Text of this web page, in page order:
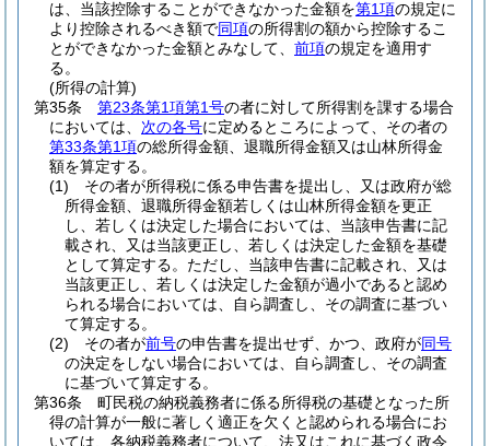
は、当該控除することができなかった金額を第1項の規定に
より控除されるべき額で同項の所得割の額から控除するこ
とができなかった金額とみなして、 前項の規定を適用す
る。
(所得の計算)
第35条
第23条第1項第1号の者に対して所得割を課する場合
においては、 次の各号に定めるところによって、その者の
第33条第1項の総所得金額、退職所得金額又は山林所得金
額を算定する。
(1)
その者が所得税に係る申告書を提出し、又は政府が総
所得金額、退職所得金額若しくは山林所得金額を更正
し、若しくは決定した場合においては、当該申告書に記
載され、又は当該更正し、若しくは決定した金額を基礎
として算定する。 ただし、当該申告書に記載され、又は
当該更正し、若しくは決定した金額が過小であると認め
られる場合においては、自ら調査し、その調査に基づい
て算定する。
(2)
その者が前号の申告書を提出せず、かつ、政府が同号
の決定をしない場合においては、自ら調査し、その調査
に基づいて算定する。
第36条
町民税の納税義務者に係る所得税の基礎となった所
得の計算が一般に著しく適正を欠くと認められる場合にお
いては、各納税義務者について、法又はこれに基づく政令